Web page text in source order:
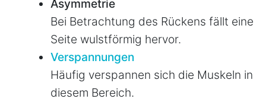
Asymmetrie
Bei Betrachtung des Rückens fällt eine
Seite wulstförmig hervor.
Verspannungen
Häufig verspannen sich die Muskeln in
diesem Bereich.